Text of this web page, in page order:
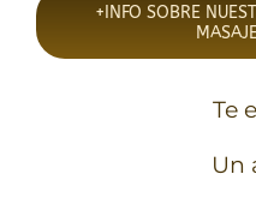
+INFO SOBRE
Te
Un